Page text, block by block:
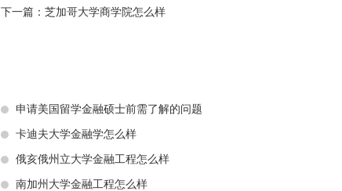
下一篇： 芝加哥大学商学院怎么样
申请美国留学金融硕士前需了解的问题
卡迪夫大学金融学怎么样
俄亥俄州立大学金融工程怎么样
南加州大学金融工程怎么样